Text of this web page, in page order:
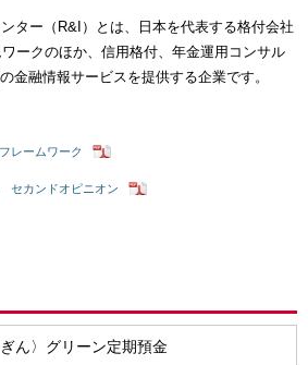
ター（R&I）とは、日本を代表する格付会社
ークのほか、信用格付、年金運用コンサル
金融情報サービスを提供する企業です。
レームワーク
セカンドオピニオン
ぎん〉グリーン定期預金